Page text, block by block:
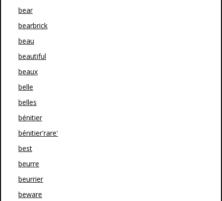
bear
bearbrick
beau
beautiful
beaux
belle
belles
bénitier
bénitier'rare'
best
beurre
beurrier
beware